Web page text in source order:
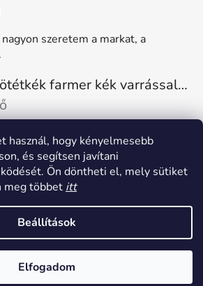
használ, hogy kényelmesebb
és segítsen javítani
Ön döntheti el, mely sütiket
meg többet itt
Beállítások
Elfogadom
5-ből 5 csillag.
szeretem a markat, a
WR.UP® 7/8 Sötétkék farmer kék varrással, superskinny RE(MOVE) WRUP4RC002ORG, J0B
5-ből 5 csillag.
rugalmas. Méretnek megfelelő.
Shoptet készítette
Hungary. Minden jog fenntartva.